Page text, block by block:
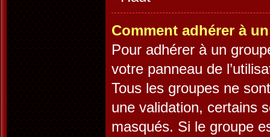
Comment adhérer à
Pour adhérer à un
votre panneau de
Tous les groupes ne
une validation, certains
masqués. Si le groupe